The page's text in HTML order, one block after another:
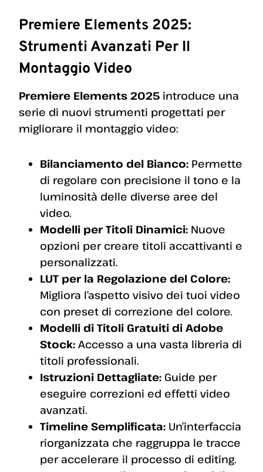
Premiere Elements 2025:
Strumenti Avanzati Per Il
Montaggio Video
Premiere Elements 2025 introduce una
serie di nuovi strumenti progettati per
migliorare il montaggio video:
Bilanciamento del Bianco: Permette
di regolare con precisione il tono e la
luminosità delle diverse aree del
video.
Modelli per Titoli Dinamici: Nuove
opzioni per creare titoli accattivanti e
personalizzati.
LUT per la Regolazione del Colore:
Migliora l’aspetto visivo dei tuoi video
con preset di correzione del colore.
Modelli di Titoli Gratuiti di Adobe
Stock: Accesso a una vasta libreria di
titoli professionali.
Istruzioni Dettagliate: Guide per
eseguire correzioni ed effetti video
avanzati.
Timeline Semplificata: Un’interfaccia
riorganizzata che raggruppa le tracce
per accelerare il processo di editing.